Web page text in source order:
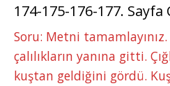
174-175-176-177. Sayfa
Soru: Metni
çalılıkların yanına gitti.
kuştan geldiğini gördü.